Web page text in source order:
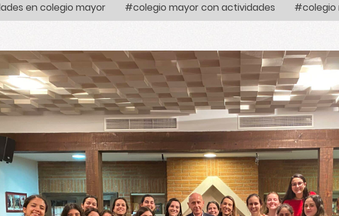
en colegio mayor #colegio mayor con actividades #colegio